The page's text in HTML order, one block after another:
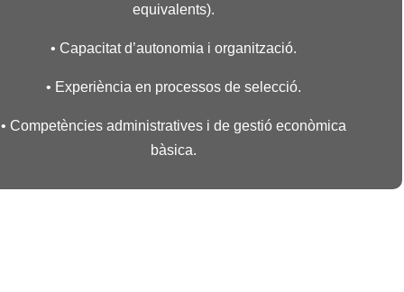
equivalents).
• Capacitat d’autonomia i organització.
• Experiència en processos de selecció.
• Competències administratives i de gestió econòmica
bàsica.